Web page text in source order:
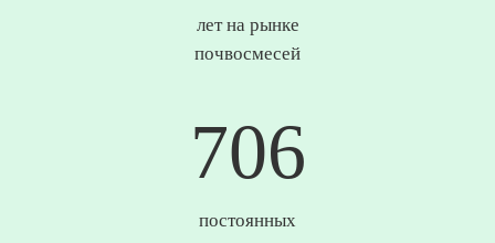
лет на рынке
почвосмесей
736
постоянных